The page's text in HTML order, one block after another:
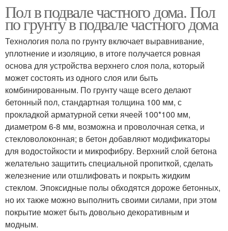
Пол в подвале частного дома. Пол
по грунту в подвале частного дома
Технология пола по грунту включает выравнивание,
уплотнение и изоляцию, в итоге получается ровная
основа для устройства верхнего слоя пола, который
может состоять из одного слоя или быть
комбинированным. По грунту чаще всего делают
бетонный пол, стандартная толщина 100 мм, с
прокладкой арматурной сетки ячеей 100*100 мм,
диаметром 6-8 мм, возможна и проволочная сетка, и
стекловолоконная; в бетон добавляют модификаторы
для водостойкости и микрофибру. Верхний слой бетона
желательно защитить специальной пропиткой, сделать
железнение или отшлифовать и покрыть жидким
стеклом. Эпоксидные полы обходятся дороже бетонных,
но их также можно выполнить своими силами, при этом
покрытие может быть довольно декоративным и
модным.